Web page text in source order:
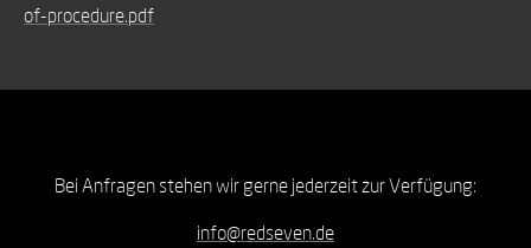
of-procedure.pdf
Bei Anfragen stehen wir gerne jederzeit zur Verfügung:
info@redseven.de